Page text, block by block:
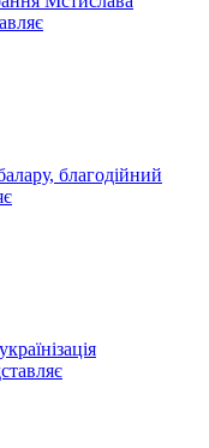
благодійний